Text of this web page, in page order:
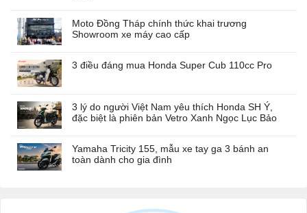
Moto Đồng Tháp chính thức khai trương
Showroom xe máy cao cấp
3 điều đáng mua Honda Super Cub 110cc Pro
3 lý do người Việt Nam yêu thích Honda SH Ý,
đặc biệt là phiên bản Vetro Xanh Ngọc Lục Bảo
Yamaha Tricity 155, mẫu xe tay ga 3 bánh an
toàn dành cho gia đình